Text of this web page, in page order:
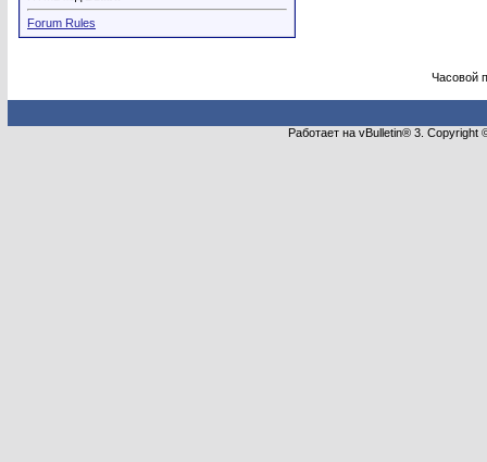
Forum Rules
Часовой
Работает на vBulletin® 3.